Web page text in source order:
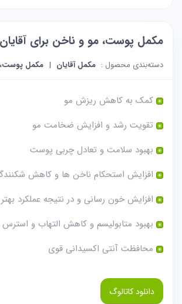
مکمل پوست، مو و ناخن برای آقایان
دسته‌بندی محصول : مکمل آقایان مکمل
کمک به کاهش ریزش مو
تقویت رشد و افزایش ضخامت مو
بهبود سلامت و تعادل چربی پوست
افزایش استحکام ناخن ها و کاهش
افزایش خون رسانی و در نتیجه عملکرد
بهبود متابولیسم و کاهش التهاب و استرس
محافظت آنتی اکسیدانی قوی
دانلود کاتالوگ